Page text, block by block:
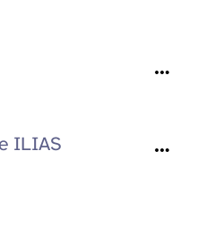
ILIAS